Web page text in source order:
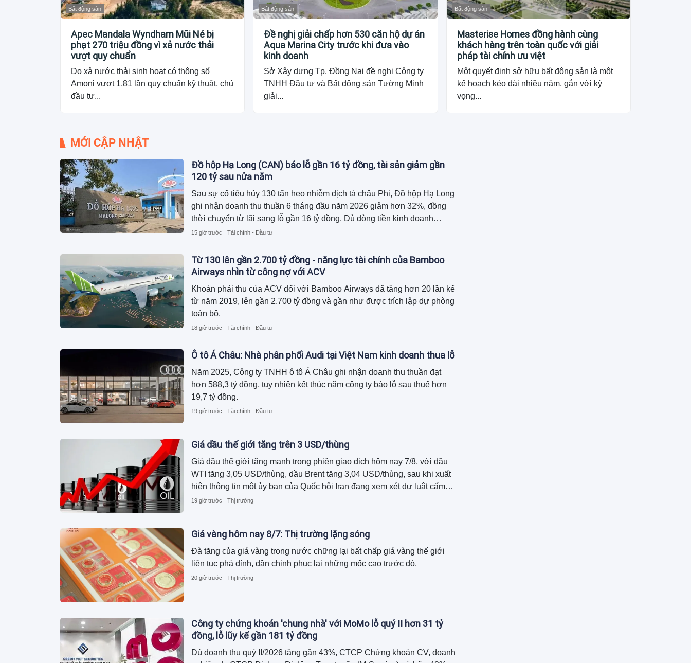
Bất động sản
Apec Mandala Wyndham Mũi Né bị
phạt 270 triệu đồng vì xả nước thải
vượt quy chuẩn
Do xả nước thải sinh hoạt có thông số
Amoni vượt 1,81 lần quy chuẩn kỹ thuật, chủ
đầu tư...
Bất động sản
Đề nghị giải chấp hơn 530 căn hộ dự án
Aqua Marina City trước khi đưa vào
kinh doanh
Sở Xây dựng Tp. Đồng Nai đề nghị Công ty
TNHH Đầu tư và Bất động sản Tường Minh
giải...
Bất động sản
Masterise Homes đồng hành cùng
khách hàng trên toàn quốc với giải
pháp tài chính ưu việt
Một quyết định sở hữu bất động sản là một
kế hoạch kéo dài nhiều năm, gắn với kỳ
vọng...
MỚI CẬP NHẬT
Đồ hộp Hạ Long (CAN) báo lỗ gần 16 tỷ đồng, tài sản giảm gần
120 tỷ sau nửa năm
Sau sự cố tiêu hủy 130 tấn heo nhiễm dịch tả châu Phi, Đồ hộp Hạ Long
ghi nhận doanh thu thuần 6 tháng đầu năm 2026 giảm hơn 32%, đồng
thời chuyển từ lãi sang lỗ gần 16 tỷ đồng. Dù dòng tiền kinh doanh
dương, nguồn tiền chủ yếu đến từ thu hồi công nợ và giảm hàng tồn kho,
15 giờ trước Tài chính - Đầu tư
Từ 130 lên gần 2.700 tỷ đồng - năng lực tài chính của Bamboo
Airways nhìn từ công nợ với ACV
Khoản phải thu của ACV đối với Bamboo Airways đã tăng hơn 20 lần kể
từ năm 2019, lên gần 2.700 tỷ đồng và gần như được trích lập dự phòng
toàn bộ.
18 giờ trước Tài chính - Đầu tư
Ô tô Á Châu: Nhà phân phối Audi tại Việt Nam kinh doanh thua lỗ
Năm 2025, Công ty TNHH ô tô Á Châu ghi nhận doanh thu thuần đạt
hơn 588,3 tỷ đồng, tuy nhiên kết thúc năm công ty báo lỗ sau thuế hơn
19,7 tỷ đồng.
19 giờ trước Tài chính - Đầu tư
Giá dầu thế giới tăng trên 3 USD/thùng
Giá dầu thế giới tăng mạnh trong phiên giao dịch hôm nay 7/8, với dầu
WTI tăng 3,05 USD/thùng, dầu Brent tăng 3,04 USD/thùng, sau khi xuất
hiện thông tin một ủy ban của Quốc hội Iran đang xem xét dự luật cấm
tàu của Mỹ và Israel đi qua eo biển Hormuz. Ngược lại, giá xăng dầu
19 giờ trước Thị trường
Giá vàng hôm nay 8/7: Thị trường lặng sóng
Đà tăng của giá vàng trong nước chững lại bất chấp giá vàng thế giới
liên tục phá đỉnh, dần chinh phục lại những mốc cao trước đó.
20 giờ trước Thị trường
Công ty chứng khoán 'chung nhà' với MoMo lỗ quý II hơn 31 tỷ
đồng, lỗ lũy kế gần 181 tỷ đồng
Dù doanh thu quý II/2026 tăng gần 43%, CTCP Chứng khoán CV, doanh